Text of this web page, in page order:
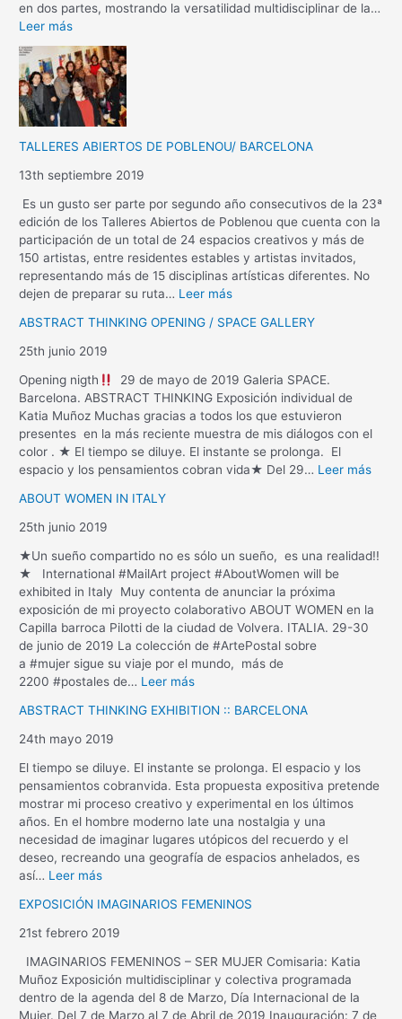
en dos partes, mostrando la versatilidad multidisciplinar de la…
Leer más
TALLERES ABIERTOS DE POBLENOU/ BARCELONA
13th septiembre 2019
Es un gusto ser parte por segundo año consecutivos de la 23ª
edición de los Talleres Abiertos de Poblenou que cuenta con la
participación de un total de 24 espacios creativos y más de
150 artistas, entre residentes estables y artistas invitados,
representando más de 15 disciplinas artísticas diferentes. No
dejen de preparar su ruta… Leer más
ABSTRACT THINKING OPENING / SPACE GALLERY
25th junio 2019
Opening nigth
29 de mayo de 2019 Galeria SPACE.
Barcelona. ABSTRACT THINKING Exposición individual de
Katia Muñoz Muchas gracias a todos los que estuvieron
presentes en la más reciente muestra de mis diálogos con el
color . ★ El tiempo se diluye. El instante se prolonga. El
espacio y los pensamientos cobran vida★ Del 29… Leer más
ABOUT WOMEN IN ITALY
25th junio 2019
★Un sueño compartido no es sólo un sueño, es una realidad!!
★ International #MailArt project #AboutWomen will be
exhibited in Italy Muy contenta de anunciar la próxima
exposición de mi proyecto colaborativo ABOUT WOMEN en la
Capilla barroca Pilotti de la ciudad de Volvera. ITALIA. 29-30
de junio de 2019 La colección de #ArtePostal sobre
a #mujer sigue su viaje por el mundo, más de
2200 #postales de… Leer más
ABSTRACT THINKING EXHIBITION :: BARCELONA
24th mayo 2019
El tiempo se diluye. El instante se prolonga. El espacio y los
pensamientos cobranvida. Esta propuesta expositiva pretende
mostrar mi proceso creativo y experimental en los últimos
años. En el hombre moderno late una nostalgia y una
necesidad de imaginar lugares utópicos del recuerdo y el
deseo, recreando una geografía de espacios anhelados, es
así… Leer más
EXPOSICIÓN IMAGINARIOS FEMENINOS
21st febrero 2019
IMAGINARIOS FEMENINOS – SER MUJER Comisaria: Katia
Muñoz Exposición multidisciplinar y colectiva programada
dentro de la agenda del 8 de Marzo, Día Internacional de la
Mujer. Del 7 de Marzo al 7 de Abril de 2019 Inauguración: 7 de